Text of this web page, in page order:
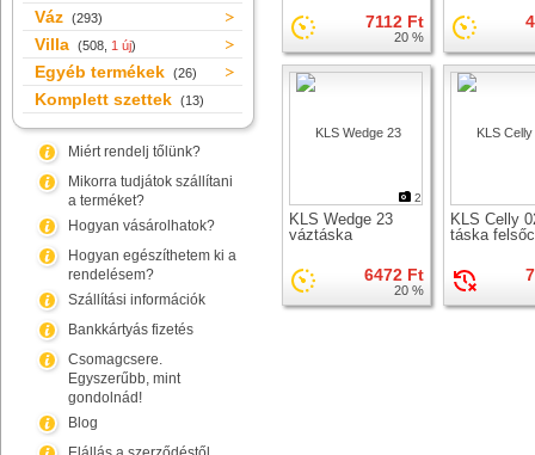
Váz (293)
Villa (508, 1 új)
Egyéb termékek (26)
Komplett szettek (13)
Miért rendelj tőlünk?
Mikorra tudjátok szállítani
a terméket?
Hogyan vásárolhatok?
Hogyan egészíthetem ki a
rendelésem?
Szállítási információk
Bankkártyás fizetés
Csomagcsere.
Egyszerűbb, mint
gondolnád!
Blog
7112 Ft
20 %
2
KLS Wedge 23
váztáska
6472 Ft
20 %
KLS Celly
táska